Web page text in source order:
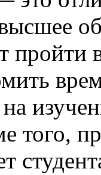
пройти
того,